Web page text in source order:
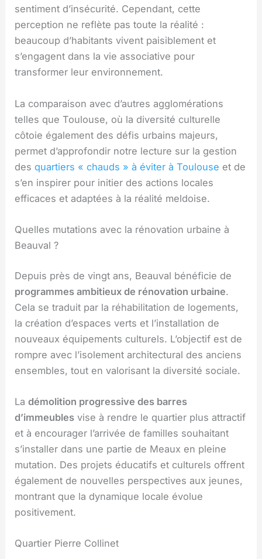
sentiment d’insécurité. Cependant, cette
perception ne reflète pas toute la réalité :
beaucoup d’habitants vivent paisiblement et
s’engagent dans la vie associative pour
transformer leur environnement.
La comparaison avec d’autres agglomérations
telles que Toulouse, où la diversité culturelle
côtoie également des défis urbains majeurs,
permet d’approfondir notre lecture sur la gestion
desquartiers « chauds » à éviter à Toulouse et de
s’en inspirer pour initier des actions locales
efficaces et adaptées à la réalité meldoise.
Quelles mutations avec la rénovation urbaine à
Beauval ?
Depuis près de vingt ans, Beauval bénéficie de
programmes ambitieux de rénovation urbaine.
Cela se traduit par la réhabilitation de logements,
la création d’espaces verts et l’installation de
nouveaux équipements culturels. L’objectif est de
rompre avec l’isolement architectural des anciens
ensembles, tout en valorisant la diversité sociale.
Ladémolition progressive des barres
d’immeubles vise à rendre le quartier plus attractif
et à encourager l’arrivée de familles souhaitant
s’installer dans une partie de Meaux en pleine
mutation. Des projets éducatifs et culturels offrent
également de nouvelles perspectives aux jeunes,
montrant que la dynamique locale évolue
positivement.
Quartier Pierre Collinet